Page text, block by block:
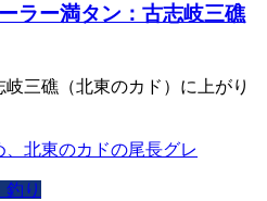
ラー満タン：古志岐三礁
三礁（北東のカド）に上がり
り